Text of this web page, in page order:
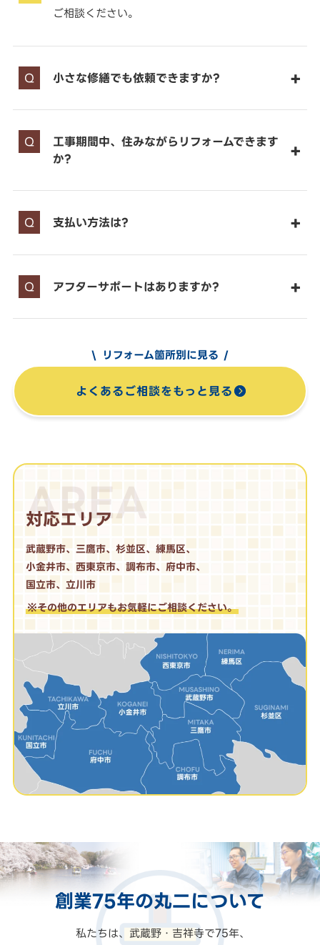
ご相談ください。
小さな修繕でも依頼できますか?
工事期間中、住みながらリフォームできます
か?
支払い方法は?
アフターサポートはありますか?
リフォーム箇所別に見る
よくあるご相談をもっと見る
AREA
対応エリア
武蔵野市、三鷹市、杉並区、練馬区、
小金井市、西東京市、調布市、府中市、
国立市、立川市
※その他のエリアもお気軽にご相談ください。
創業75年の丸二について
私たちは、武蔵野・吉祥寺で75年、